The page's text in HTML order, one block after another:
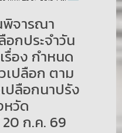
พิจารณา
อกประจำวัน
รื่อง กำหนด
เปลือก ตาม
ปลือกนาปรัง
หวัด
ก.ค. 69